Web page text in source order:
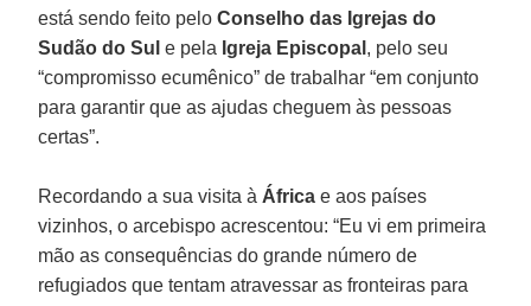
está sendo feito peloConselho das Igrejas do
Sudão do Sul e pela Igreja Episcopal , pelo seu
“compromisso ecumênico” de trabalhar “em conjunto
para garantir que as ajudas cheguem às pessoas
certas”.
Recordando a sua visita à África e aos países
vizinhos, o arcebispo acrescentou: “Eu vi em primeira
mão as consequências do grande número de
refugiados que tentam atravessar as fronteiras para